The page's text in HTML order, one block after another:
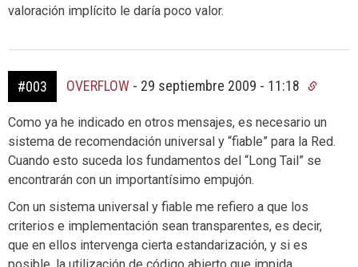
valoración implícito le daría poco valor.
#003 OVERFLOW - 29 septiembre 2009 - 11:18
Como ya he indicado en otros mensajes, es necesario un
sistema de recomendación universal y “fiable” para la Red.
Cuando esto suceda los fundamentos del “Long Tail” se
encontrarán con un importantísimo empujón.
Con un sistema universal y fiable me refiero a que los
criterios e implementación sean transparentes, es decir,
que en ellos intervenga cierta estandarización, y si es